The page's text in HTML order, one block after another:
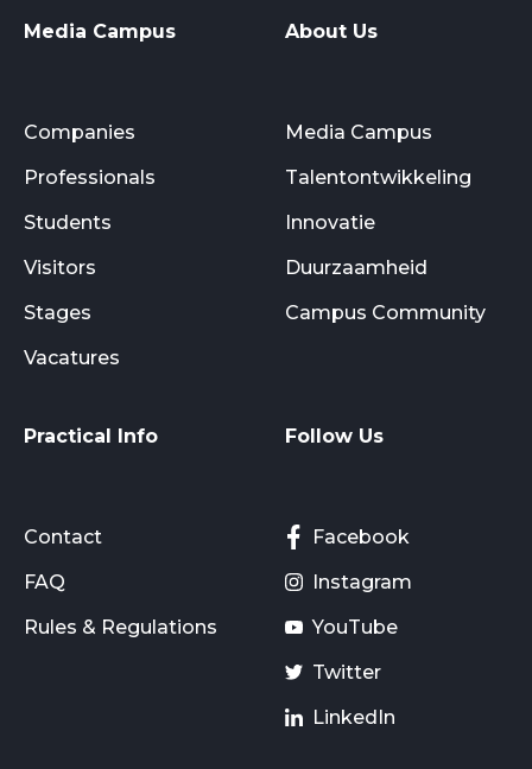
Media Campus
Companies
Professionals
Students
Visitors
Stages
Vacatures
About Us
Media Campus
Talentontwikkeling
Innovatie
Duurzaamheid
Campus Community
Practical Info
Contact
FAQ
Rules & Regulations
Follow Us
Facebook
Instagram
YouTube
Twitter
LinkedIn